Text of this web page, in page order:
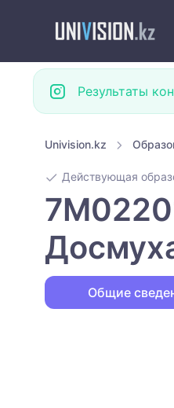
Результаты
Univision.kz
Действующая
Общие